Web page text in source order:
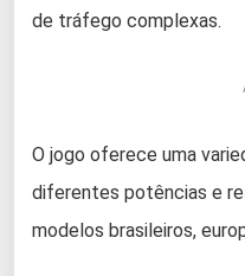
de tráfego complexas.
O jogo oferece uma
diferentes potências e
modelos brasileiros,